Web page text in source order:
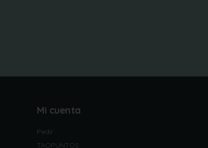
Mi cuenta
Pedir
TAOPUNTOS